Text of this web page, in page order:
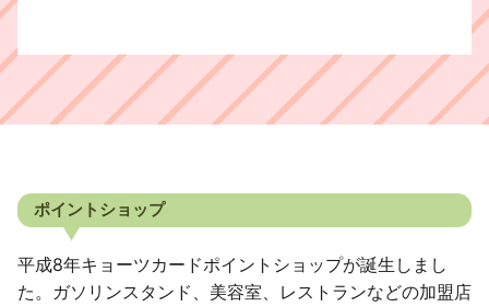
ポイントショップ
平成8年キョーツカードポイントショップが誕生しまし
た。ガソリンスタンド、美容室、レストランなどの加盟店